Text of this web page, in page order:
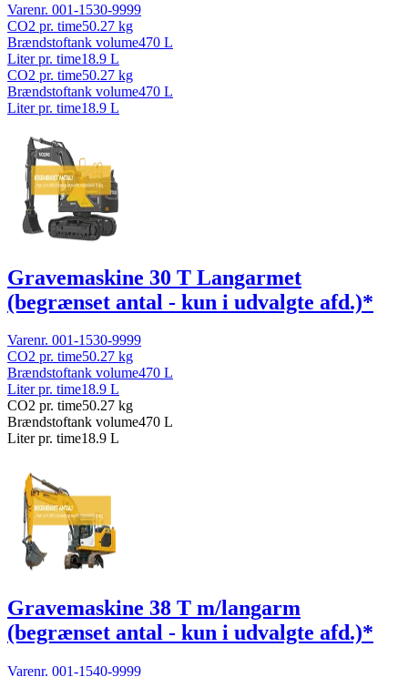
Varenr. 001-1530-9999
CO2 pr. time50.27 kg
Brændstoftank volume470 L
Liter pr. time18.9 L
CO2 pr. time50.27 kg
Brændstoftank volume470 L
Liter pr. time18.9 L
Gravemaskine 30 T Langarmet
(begrænset antal - kun i udvalgte afd.)*
Varenr. 001-1530-9999
CO2 pr. time50.27 kg
Brændstoftank volume470 L
Liter pr. time18.9 L
CO2 pr. time50.27 kg
Brændstoftank volume470 L
Liter pr. time18.9 L
Gravemaskine 38 T m/langarm
(begrænset antal - kun i udvalgte afd.)*
Varenr. 001-1540-9999